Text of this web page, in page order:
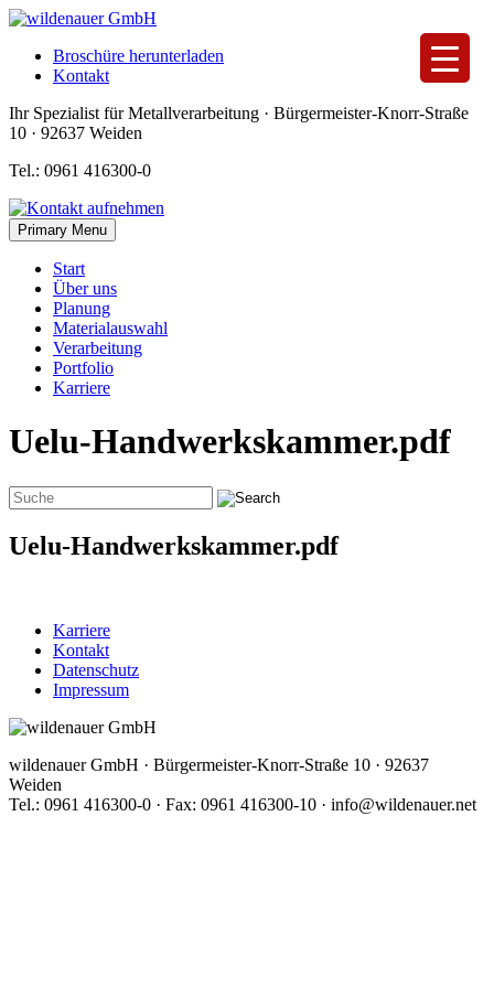
Skip
contentBroschüre herunterladen
Kontakt
Ihr Spezialist für Metallverarbeitung · Bürgermeister-Knorr-Straße
10 · 92637 Weiden
Tel.: 0961 416300-0
Primary Menu
Start
Über uns
Planung
Materialauswahl
Verarbeitung
Portfolio
Karriere
Uelu-Handwerkskammer.pdf
Uelu-Handwerkskammer.pdf
Karriere
Kontakt
Datenschutz
Impressum
wildenauer GmbH · Bürgermeister-Knorr-Straße 10 · 92637
Weiden
Tel.: 0961 416300-0 · Fax: 0961 416300-10 · info@wildenauer.net